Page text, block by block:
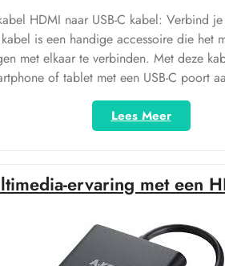
HDMI naar USB-C kabel: Verbind
is een handige accessoire die het
met elkaar te verbinden. Met deze
of tablet met een USB-C poort
Lees Meer“HDMI
naar
USB-
C
kabel:
verbinden
van
apparaten”
ervaring met een